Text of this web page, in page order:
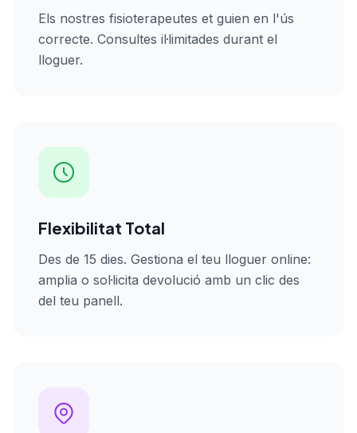
Els nostres fisioterapeutes et guien en l'ús
correcte. Consultes il·limitades durant el
lloguer.
Flexibilitat Total
Des de 15 dies. Gestiona el teu lloguer online:
amplia o sol·licita devolució amb un clic des
del teu panell.